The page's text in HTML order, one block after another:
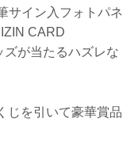
サイン入フォトパネ
CARD
が当たるハズレな
じを引いて豪華賞品